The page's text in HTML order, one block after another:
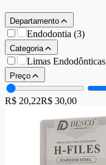
Departamento
Endodontia (3)
Categoria
Limas Endodônticas
Preço
R$ 20,22R$ 30,00